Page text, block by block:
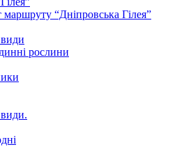
“Дніпровська Гілея”
види
рослини
види.